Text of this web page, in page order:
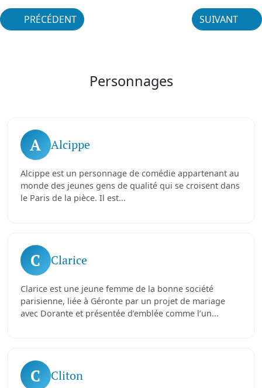
PRÉCÉDENT SUIVANT
Personnages
A Alcippe
Alcippe est un personnage de comédie appartenant au
monde des jeunes gens de qualité qui se croisent dans
le Paris de la pièce. Il est...
C Clarice
Clarice est une jeune femme de la bonne société
parisienne, liée à Géronte par un projet de mariage
avec Dorante et présentée d’emblée comme l’un...
C Cliton